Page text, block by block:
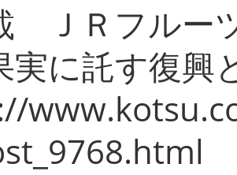
ＪＲフルー
に託す復興